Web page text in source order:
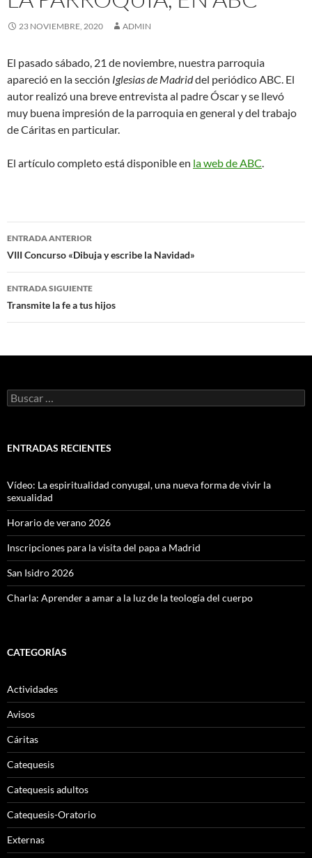
23 NOVIEMBRE, 2020 ADMIN
El pasado sábado, 21 de noviembre, nuestra parroquia
apareció en la sección Iglesias de Madriddel periódico ABC. El
autor realizó una breve entrevista al padre Óscar y se llevó
muy buena impresión de la parroquia en general y del trabajo
de Cáritas en particular.
El artículo completo está disponible en la web de ABC.
Navegación
de
entradas
ENTRADA ANTERIOR
VIII Concurso «Dibuja y escribe la Navidad»
ENTRADA SIGUIENTE
Transmite la fe a tus hijos
Buscar:
ENTRADAS RECIENTES
Vídeo: La espiritualidad conyugal, una nueva forma de vivir la
sexualidad
Horario de verano 2026
Inscripciones para la visita del papa a Madrid
San Isidro 2026
Charla: Aprender a amar a la luz de la teología del cuerpo
CATEGORÍAS
Actividades
Avisos
Cáritas
Catequesis
Catequesis adultos
Catequesis-Oratorio
Externas